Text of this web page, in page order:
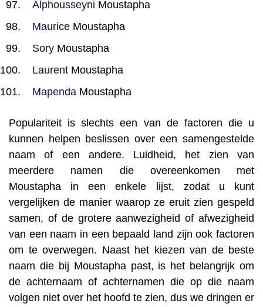
Alphousseyni Moustapha
Maurice Moustapha
Sory Moustapha
Laurent Moustapha
Mapenda Moustapha
Populariteit is slechts een van de factoren die u
kunnen helpen beslissen over een samengestelde
naam of een andere. Luidheid, het zien van
meerdere namen die overeenkomen met
Moustapha in een enkele lijst, zodat u kunt
vergelijken de manier waarop ze eruit zien gespeld
samen, of de grotere aanwezigheid of afwezigheid
van een naam in een bepaald land zijn ook factoren
om te overwegen. Naast het kiezen van de beste
naam die bij Moustapha past, is het belangrijk om
de achternaam of achternamen die op die naam
volgen niet over het hoofd te zien, dus we dringen er